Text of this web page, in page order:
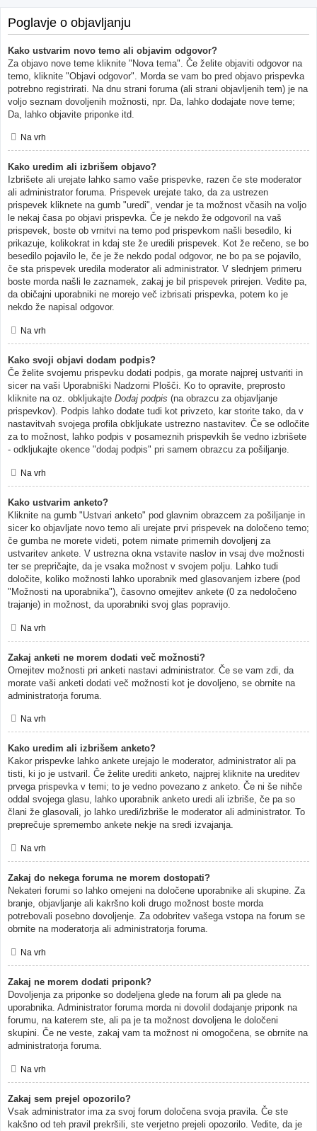
Poglavje o objavljanju
Kako ustvarim novo temo ali objavim odgovor?
Za objavo nove teme kliknite "Nova tema". Če želite objaviti odgovor na
temo, kliknite "Objavi odgovor". Morda se vam bo pred objavo prispevka
potrebno registrirati. Na dnu strani foruma (ali strani objavljenih tem) je na
voljo seznam dovoljenih možnosti, npr. Da, lahko dodajate nove teme;
Da, lahko objavite priponke itd.
Na vrh
Kako uredim ali izbrišem objavo?
Izbrišete ali urejate lahko samo vaše prispevke, razen če ste moderator
ali administrator foruma. Prispevek urejate tako, da za ustrezen
prispevek kliknete na gumb "uredi", vendar je ta možnost včasih na voljo
le nekaj časa po objavi prispevka. Če je nekdo že odgovoril na vaš
prispevek, boste ob vrnitvi na temo pod prispevkom našli besedilo, ki
prikazuje, kolikokrat in kdaj ste že uredili prispevek. Kot že rečeno, se bo
besedilo pojavilo le, če je že nekdo podal odgovor, ne bo pa se pojavilo,
če sta prispevek uredila moderator ali administrator. V slednjem primeru
boste morda našli le zaznamek, zakaj je bil prispevek prirejen. Vedite pa,
da običajni uporabniki ne morejo več izbrisati prispevka, potem ko je
nekdo že napisal odgovor.
Na vrh
Kako svoji objavi dodam podpis?
Če želite svojemu prispevku dodati podpis, ga morate najprej ustvariti in
sicer na vaši Uporabniški Nadzorni Plošči. Ko to opravite, preprosto
kliknite na oz. obkljukajte Dodaj podpis (na obrazcu za objavljanje
prispevkov). Podpis lahko dodate tudi kot privzeto, kar storite tako, da v
nastavitvah svojega profila obkljukate ustrezno nastavitev. Če se odločite
za to možnost, lahko podpis v posameznih prispevkih še vedno izbrišete
- odkljukajte okence "dodaj podpis" pri samem obrazcu za pošiljanje.
Na vrh
Kako ustvarim anketo?
Kliknite na gumb "Ustvari anketo" pod glavnim obrazcem za pošiljanje in
sicer ko objavljate novo temo ali urejate prvi prispevek na določeno temo;
če gumba ne morete videti, potem nimate primernih dovoljenj za
ustvaritev ankete. V ustrezna okna vstavite naslov in vsaj dve možnosti
ter se prepričajte, da je vsaka možnost v svojem polju. Lahko tudi
določite, koliko možnosti lahko uporabnik med glasovanjem izbere (pod
"Možnosti na uporabnika"), časovno omejitev ankete (0 za nedoločeno
trajanje) in možnost, da uporabniki svoj glas popravijo.
Na vrh
Zakaj anketi ne morem dodati več možnosti?
Omejitev možnosti pri anketi nastavi administrator. Če se vam zdi, da
morate vaši anketi dodati več možnosti kot je dovoljeno, se obrnite na
administratorja foruma.
Na vrh
Kako uredim ali izbrišem anketo?
Kakor prispevke lahko ankete urejajo le moderator, administrator ali pa
tisti, ki jo je ustvaril. Če želite urediti anketo, najprej kliknite na ureditev
prvega prispevka v temi; to je vedno povezano z anketo. Če ni še nihče
oddal svojega glasu, lahko uporabnik anketo uredi ali izbriše, če pa so
člani že glasovali, jo lahko uredi/izbriše le moderator ali administrator. To
preprečuje spremembo ankete nekje na sredi izvajanja.
Na vrh
Zakaj do nekega foruma ne morem dostopati?
Nekateri forumi so lahko omejeni na določene uporabnike ali skupine. Za
branje, objavljanje ali kakršno koli drugo možnost boste morda
potrebovali posebno dovoljenje. Za odobritev vašega vstopa na forum se
obrnite na moderatorja ali administratorja foruma.
Na vrh
Zakaj ne morem dodati priponk?
Dovoljenja za priponke so dodeljena glede na forum ali pa glede na
uporabnika. Administrator foruma morda ni dovolil dodajanje priponk na
forumu, na katerem ste, ali pa je ta možnost dovoljena le določeni
skupini. Če ne veste, zakaj vam ta možnost ni omogočena, se obrnite na
administratorja foruma.
Na vrh
Zakaj sem prejel opozorilo?
Vsak administrator ima za svoj forum določena svoja pravila. Če ste
kakšno od teh pravil prekršili, ste verjetno prejeli opozorilo. Vedite, da je